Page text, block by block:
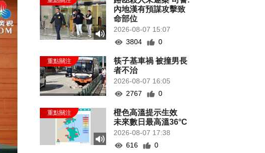
內地漢有預謀攻擊致
命部位
2026-08-07 15:07
3804
0
筷子基車禍 被撞男長
者不治
2026-08-07 16:05
2767
0
橙色高溫提示生效
未來數日最高溫36°C
2026-08-07 17:38
616
0